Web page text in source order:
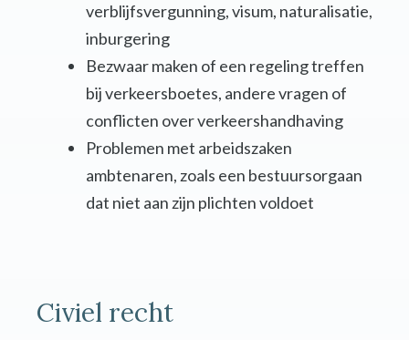
verblijfsvergunning, visum, naturalisatie,
inburgering
Bezwaar maken of een regeling treffen
bij verkeersboetes, andere vragen of
conflicten over verkeershandhaving
Problemen met arbeidszaken
ambtenaren, zoals een bestuursorgaan
dat niet aan zijn plichten voldoet
Civiel recht